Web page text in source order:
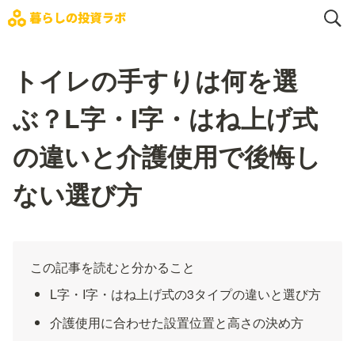
トイレの手すりは何を選
ぶ？L字・I字・はね上げ式
の違いと介護使用で後悔し
ない選び方
この記事を読むと分かること
L字・I字・はね上げ式の3タイプの違いと選び方
介護使用に合わせた設置位置と高さの決め方